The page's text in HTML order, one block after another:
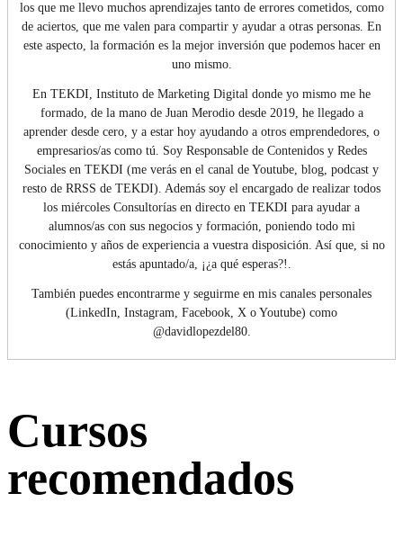
los que me llevo muchos aprendizajes tanto de errores cometidos, como
de aciertos, que me valen para compartir y ayudar a otras personas. En
este aspecto, la formación es la mejor inversión que podemos hacer en
uno mismo.
En TEKDI, Instituto de Marketing Digital donde yo mismo me he
formado, de la mano de Juan Merodio desde 2019, he llegado a
aprender desde cero, y a estar hoy ayudando a otros emprendedores, o
empresarios/as como tú. Soy Responsable de Contenidos y Redes
Sociales en TEKDI (me verás en el canal de Youtube, blog, podcast y
resto de RRSS de TEKDI). Además soy el encargado de realizar todos
los miércoles Consultorías en directo en TEKDI para ayudar a
alumnos/as con sus negocios y formación, poniendo todo mi
conocimiento y años de experiencia a vuestra disposición. Así que, si no
estás apuntado/a, ¡¿a qué esperas?!.
También puedes encontrarme y seguirme en mis canales personales
(LinkedIn, Instagram, Facebook, X o Youtube) como
@davidlopezdel80.
Cursos
recomendados